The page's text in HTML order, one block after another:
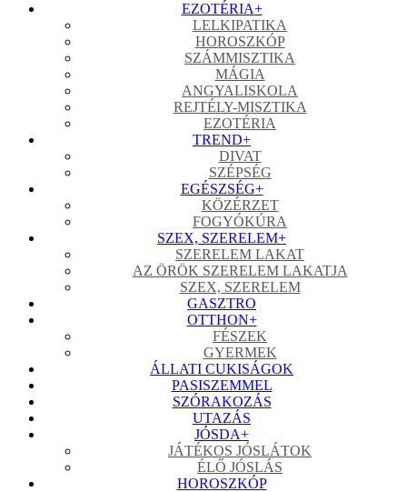
EZOTÉRIA+
LELKIPATIKA
HOROSZKÓP
SZÁMMISZTIKA
MÁGIA
ANGYALISKOLA
REJTÉLY-MISZTIKA
EZOTÉRIA
TREND+
DIVAT
SZÉPSÉG
EGÉSZSÉG+
KÖZÉRZET
FOGYÓKÚRA
SZEX, SZERELEM+
SZERELEM LAKAT
AZ ÖRÖK SZERELEM LAKATJA
SZEX, SZERELEM
GASZTRO
OTTHON+
FÉSZEK
GYERMEK
ÁLLATI CUKISÁGOK
PASISZEMMEL
SZÓRAKOZÁS
UTAZÁS
JÓSDA+
JÁTÉKOS JÓSLÁTOK
ÉLŐ JÓSLÁS
HOROSZKÓP